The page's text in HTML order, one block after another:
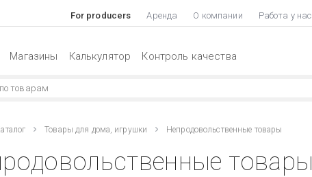
For producers Аренда О компании Работа у нас
Магазины Калькулятор Контроль качества
Товары для дома, игрушки Непродовольственные товары
товары